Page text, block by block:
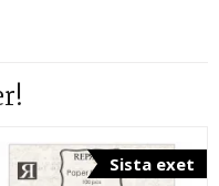
Sista exet